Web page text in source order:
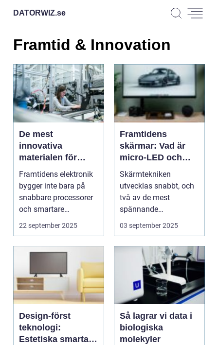
DATORWIZ.se
Framtid & Innovation
De mest
innovativa
materialen för
framtidens
elektronik
Framtidens elektronik
bygger inte bara på
snabbare processorer
och smartare
mjukvara, utan ock...
22 september 2025
Framtidens
skärmar: Vad är
micro-LED och
OLED?
Skärmtekniken
utvecklas snabbt, och
två av de mest
spännande
innovationerna just nu
03 september 2025
Design‑först
teknologi:
Estetiska smarta
Så lagrar vi data i
biologiska
molekyler